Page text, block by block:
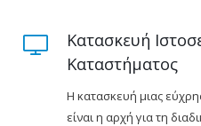
Κατασκευή
Καταστήματος
Η κατασκευή μιας
είναι η αρχή για τη